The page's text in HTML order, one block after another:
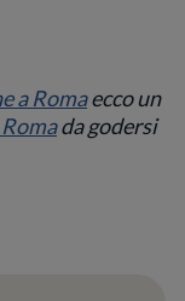
a Romaecco un
da godersi